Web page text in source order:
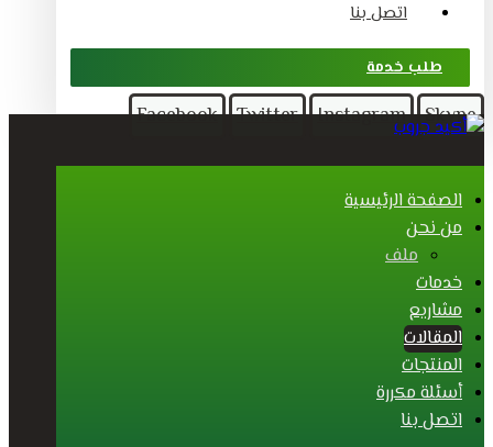
اتصل بنا
طلب خدمة
Facebook Twitter Instagram Skype
الصفحة الرئيسية
من نحن
ملف
خدمات
مشاريع
المقالات
المنتجات
أسئلة مكررة
اتصل بنا